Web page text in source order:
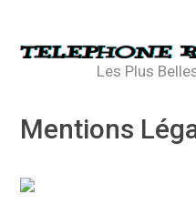
content
Les Plus
Mentions